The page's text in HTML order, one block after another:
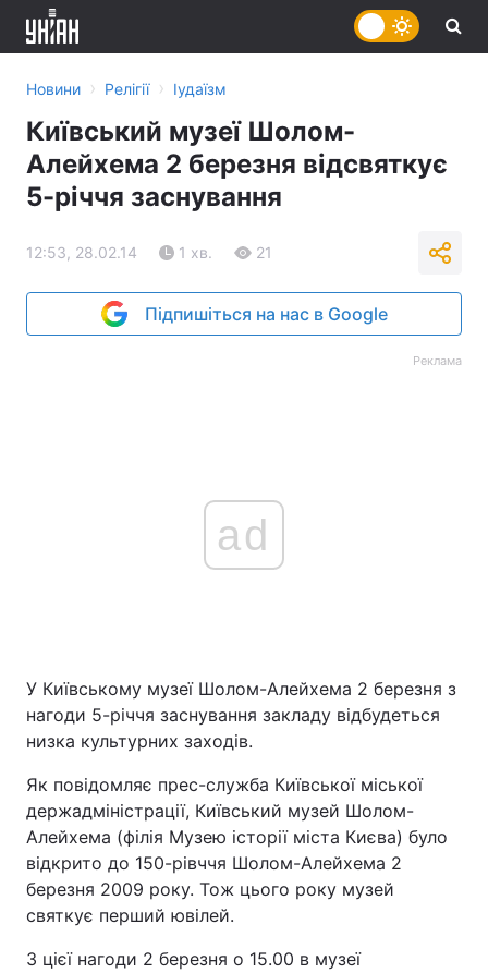
Новини › Релігії › Іудаїзм
Київський музеї Шолом-
Алейхема 2 березня відсвяткує
5-річчя заснування
12:53, 28.02.14 1 хв. 21
Підпишіться на нас в Google
Реклама
ad
У Київському музеї Шолом-Алейхема 2 березня з
нагоди 5-річчя заснування закладу відбудеться
низка культурних заходів.
Як повідомляє прес-служба Київської міської
держадміністрації, Київський музей Шолом-
Алейхема (філія Музею історії міста Києва) було
відкрито до 150-рівччя Шолом-Алейхема 2
березня 2009 року. Тож цього року музей
святкує перший ювілей.
З цієї нагоди 2 березня о 15.00 в музеї